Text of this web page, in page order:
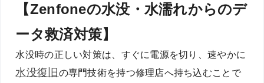
【Zenfoneの水没・水濡れからのデ
ータ救済対策】
水没時の正しい対策は、すぐに電源を切り、速やかに
水没復旧 の専門技術を持つ修理店へ持ち込むことで